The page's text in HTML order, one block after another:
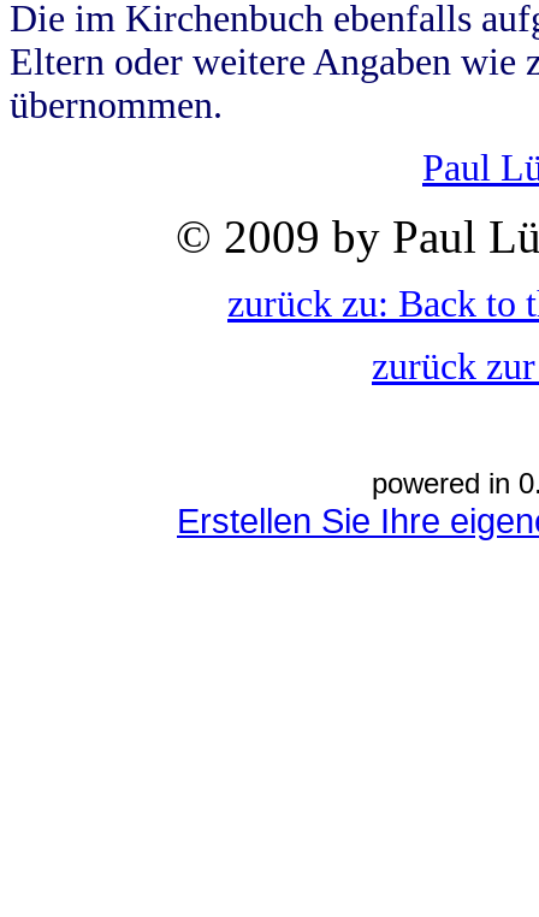
Die im Kirchenbuch ebenfalls
Eltern oder weitere Angaben wie
übernommen.
Paul
© 2009 by Paul
zurück zu: Back to
zurück
powered in
Erstellen Sie Ihre